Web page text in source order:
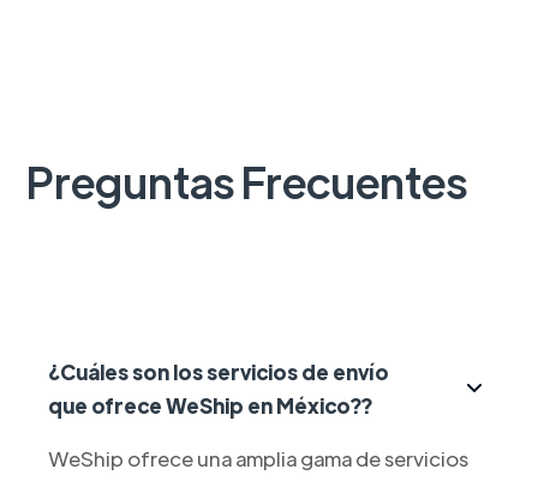
Preguntas Frecuentes
¿Cuáles son los servicios de envío
que ofrece WeShip en México??
WeShip ofrece una amplia gama de servicios